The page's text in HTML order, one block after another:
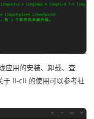
应用的安装、卸载、查
于 ll-cli 的使用可以参考社